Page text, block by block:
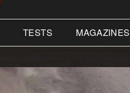
TESTS MAGAZINES